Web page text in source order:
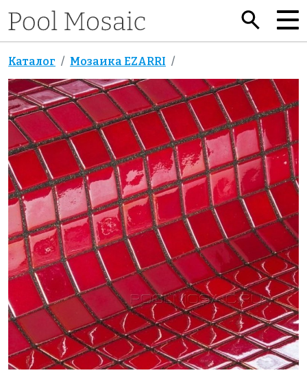
Каталог Мозаика EZARRI